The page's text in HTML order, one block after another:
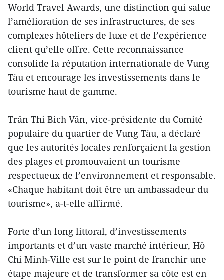
World Travel Awards, une distinction qui salue
l’amélioration de ses infrastructures, de ses
complexes hôteliers de luxe et de l’expérience
client qu’elle offre. Cette reconnaissance
consolide la réputation internationale de Vung
Tàu et encourage les investissements dans le
tourisme haut de gamme.
Trân Thi Bich Vân, vice-présidente du Comité
populaire du quartier de Vung Tàu, a déclaré
que les autorités locales renforçaient la gestion
des plages et promouvaient un tourisme
respectueux de l’environnement et responsable.
«Chaque habitant doit être un ambassadeur du
tourisme», a-t-elle affirmé.
Forte d’un long littoral, d’investissements
importants et d’un vaste marché intérieur, Hô
Chi Minh-Ville est sur le point de franchir une
étape majeure et de transformer sa côte est en